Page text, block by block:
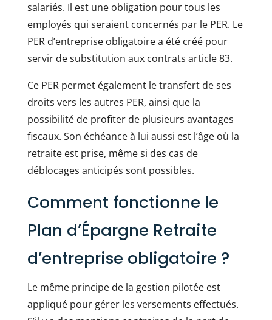
salariés. Il est une obligation pour tous les
employés qui seraient concernés par le PER. Le
PER d’entreprise obligatoire a été créé pour
servir de substitution aux contrats article 83.
Ce PER permet également le transfert de ses
droits vers les autres PER, ainsi que la
possibilité de profiter de plusieurs avantages
fiscaux. Son échéance à lui aussi est l’âge où la
retraite est prise, même si des cas de
déblocages anticipés sont possibles.
Comment fonctionne le
Plan d’Épargne Retraite
d’entreprise obligatoire ?
Le même principe de la gestion pilotée est
appliqué pour gérer les versements effectués.